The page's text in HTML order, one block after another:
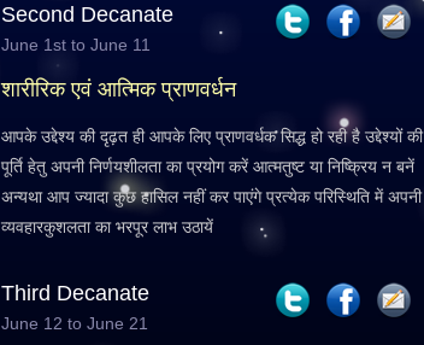
Second Decanate
June 1st to June 11
शारीरिक एवं आत्मिक प्राणवर्धन
आपके उद्देश्य की दृढ़त ही आपके लिए प्राणवर्धक सिद्ध हो रही है उद्देश्यों की
पूर्ति हेतु अपनी निर्णयशीलता का प्रयोग करें आत्मतुष्ट या निष्क्रिय न बनें
अन्यथा आप ज्यादा कुछ हासिल नहीं कर पाएंगे प्रत्येक परिस्थिति में अपनी
व्यवहारकुशलता का भरपूर लाभ उठायें
Third Decanate
June 12 to June 21